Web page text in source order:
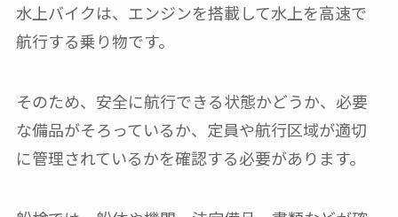
水上バイクは、エンジンを搭載して水上を高速で
航行する乗り物です。
そのため、安全に航行できる状態かどうか、必要
な備品がそろっているか、定員や航行区域が適切
に管理されているかを確認する必要があります。